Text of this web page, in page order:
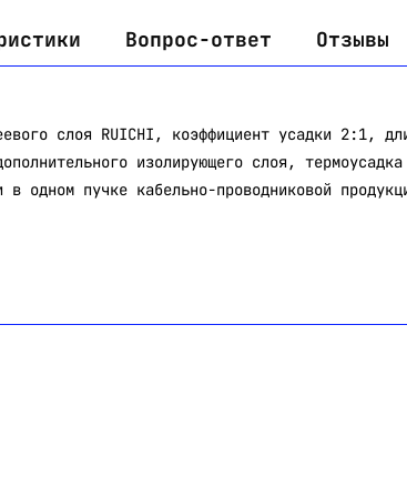
Вопрос-ответ Отзывы
слоя RUICHI, коэффициент усадки 2:1,
изолирующего слоя,
в одном пучке кабельно-проводниковой